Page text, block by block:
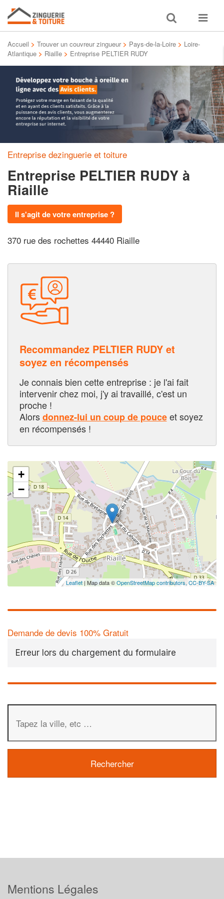
Toggle
search
Toggle
Accueil > Trouver un couvreur zingueur > Pays-de-la-Loire > Loire-
Atlantique > Riaille > Entreprise PELTIER RUDY
Entreprise dezinguerie et toiture
Entreprise PELTIER RUDY à
Riaille
Il s'agit de votre entreprise ?
370 rue des rochettes 44440 Riaille
Recommandez PELTIER RUDY et
soyez en récompensés
Je connais bien cette entreprise : je l'ai fait
intervenir chez moi, j'y ai travaillé, c'est un
proche !
Alorsdonnez-lui un coup de pouceet soyez
en récompensés !
+
−
Leaflet | Map data ©OpenStreetMap contributors, CC-BY-SA
Demande de devis 100% Gratuit
Erreur lors du chargement du formulaire
Mentions Légales